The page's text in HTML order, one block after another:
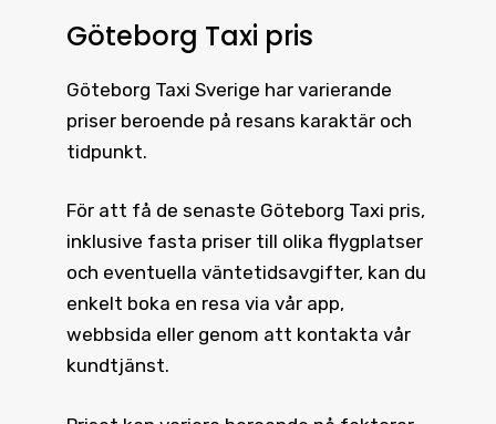
Göteborg Taxi pris
Göteborg Taxi Sverige har varierande
priser beroende på resans karaktär och
tidpunkt.
För att få de senaste Göteborg Taxi pris,
inklusive fasta priser till olika flygplatser
och eventuella väntetidsavgifter, kan du
enkelt boka en resa via vår app,
webbsida eller genom att kontakta vår
kundtjänst.